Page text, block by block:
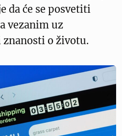
da će se posvetiti
vezanim uz
o životu.